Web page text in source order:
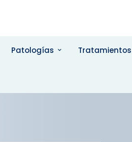
Patologías Tratamientos